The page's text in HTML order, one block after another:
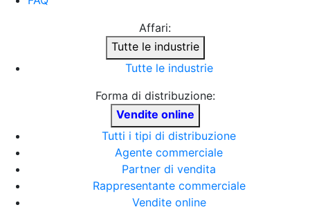
Affari:
Tutte le industrie
Tutte le industrie
Forma di distribuzione:
Vendite online
Tutti i tipi di distribuzione
Agente commerciale
Partner di vendita
Rappresentante commerciale
Vendite online